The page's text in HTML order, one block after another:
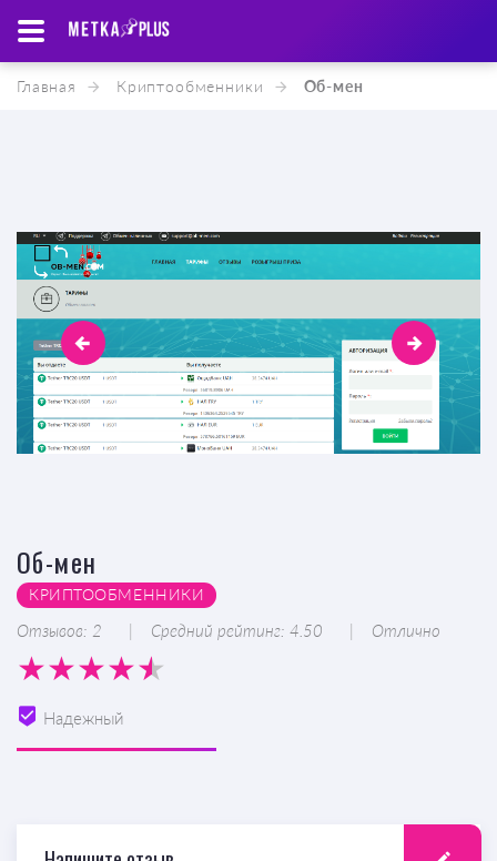
Главная Криптообменники Об-мен
Об-мен
КРИПТООБМЕННИКИ
Отзывов: 2 Средний рейтинг: 4.50 Отлично
Надежный